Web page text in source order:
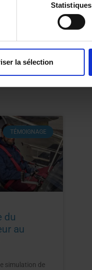
Statistiques
la sélection
mais
dès l’age de 12
TÉMOIGNAGE
du
au
simulation de